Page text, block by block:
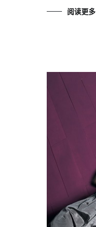
阅读更多